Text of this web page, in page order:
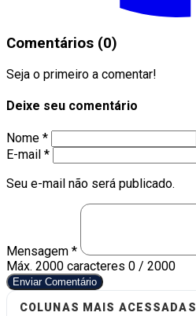
Comentários (0)
Seja o primeiro a comentar!
Deixe seu comentário
Nome *
E-mail *
Seu e-mail não será publicado.
Mensagem *
Máx. 2000 caracteres 0 / 2000
Enviar Comentário
COLUNAS MAIS ACESSADAS